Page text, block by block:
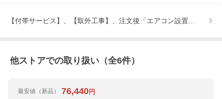
【付帯サービス】、【取外工事】、注文後「エアコン設置工事に
他ストアでの取り扱い（全6件）
最安値 （新品） 76,440円